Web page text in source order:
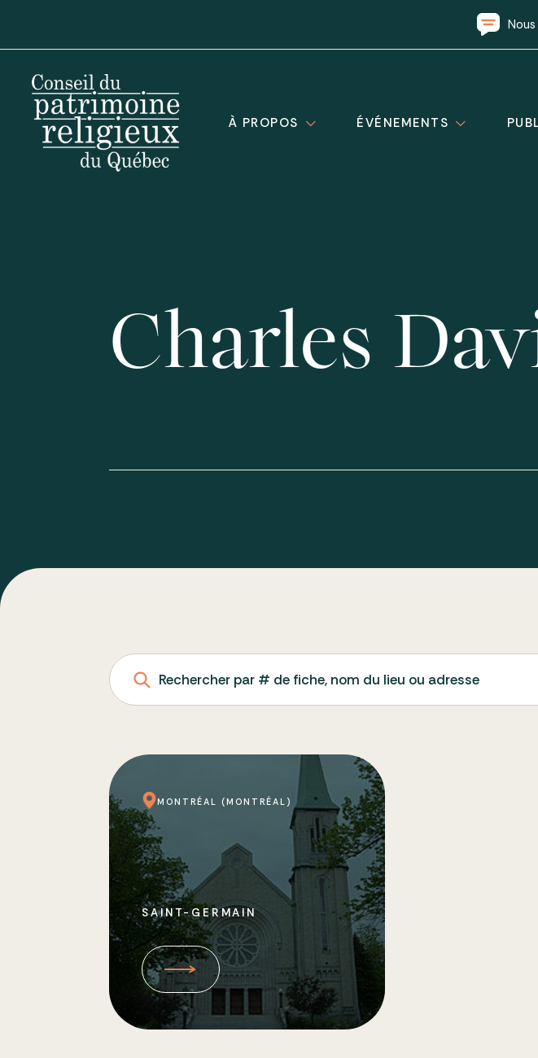
À PROPOS ÉVÉNEMENTS
Charles
Rechercher par # de fiche, nom du lieu ou adresse
MONTRÉAL (MONTRÉAL)
SAINT-GERMAIN